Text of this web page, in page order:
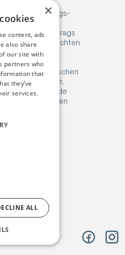
dem Forschungs-
Europe der
des Fördervertrags
geäußerten Ansichten
die
nicht
der Europäischen
(REA) wider.
noch die fördernde
gezogen
×
content, ads
also share
our site with
partners who
that
they’ve
services.
ALL